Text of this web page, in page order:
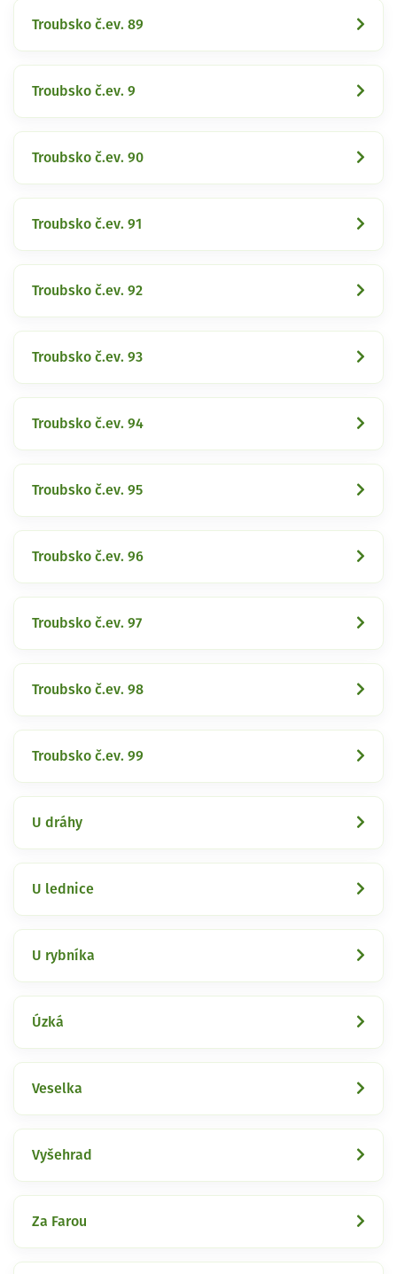
Troubsko č.ev. 89
Troubsko č.ev. 9
Troubsko č.ev. 90
Troubsko č.ev. 91
Troubsko č.ev. 92
Troubsko č.ev. 93
Troubsko č.ev. 94
Troubsko č.ev. 95
Troubsko č.ev. 96
Troubsko č.ev. 97
Troubsko č.ev. 98
Troubsko č.ev. 99
U dráhy
U lednice
U rybníka
Úzká
Veselka
Vyšehrad
Za Farou